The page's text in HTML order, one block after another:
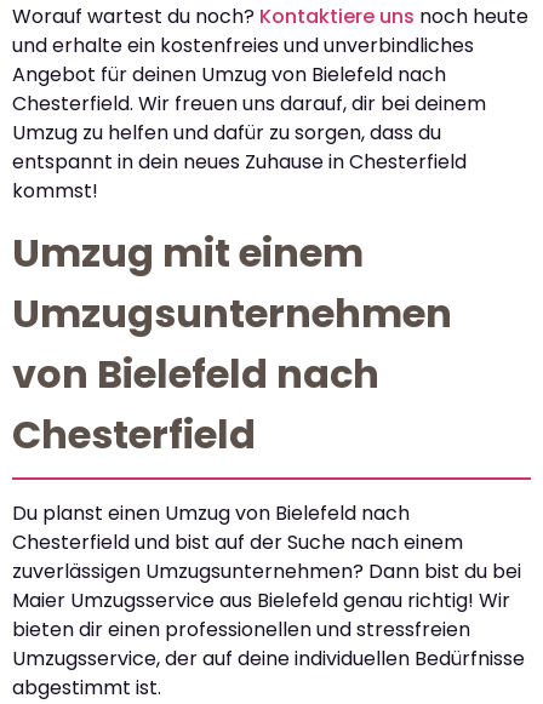
Worauf wartest du noch? Kontaktiere uns noch heute
und erhalte ein kostenfreies und unverbindliches
Angebot für deinen Umzug von Bielefeld nach
Chesterfield. Wir freuen uns darauf, dir bei deinem
Umzug zu helfen und dafür zu sorgen, dass du
entspannt in dein neues Zuhause in Chesterfield
kommst!
Umzug mit einem
Umzugsunternehmen
von Bielefeld nach
Chesterfield
Du planst einen Umzug von Bielefeld nach
Chesterfield und bist auf der Suche nach einem
zuverlässigen Umzugsunternehmen? Dann bist du bei
Maier Umzugsservice aus Bielefeld genau richtig! Wir
bieten dir einen professionellen und stressfreien
Umzugsservice, der auf deine individuellen Bedürfnisse
abgestimmt ist.